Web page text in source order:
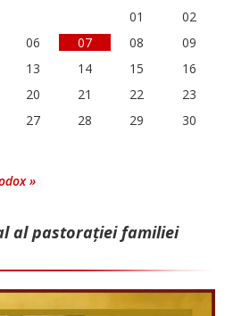
01
02
06 07 08
09
13 14 15
16
20 21 22
23
27 28 29
30
»
al pastorației familiei